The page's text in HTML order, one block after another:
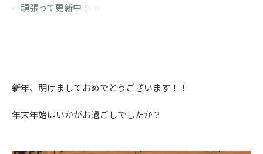
－頑張って更新中！－
新年、明けましておめでとうございます！！
年末年始はいかがお過ごしでしたか？